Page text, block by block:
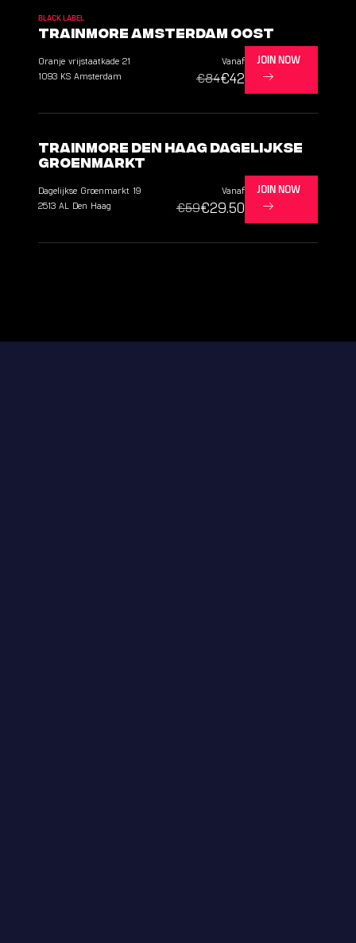
BLACK LABEL
TrainMore Amsterdam Oost
Oranje vrijstaatkade 21
1093 KS Amsterdam
Vanaf
€84€42
JOIN NOW
TrainMore Den Haag Dagelijkse
Groenmarkt
Dagelijkse Groenmarkt 19
2513 AL
Den Haag
Vanaf
€59€29.50
JOIN NOW